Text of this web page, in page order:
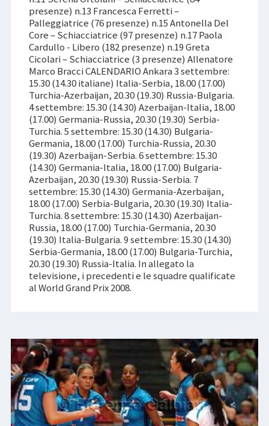
presenze) n.13 Francesca Ferretti –
Palleggiatrice (76 presenze) n.15 Antonella Del
Core – Schiacciatrice (97 presenze) n.17 Paola
Cardullo - Libero (182 presenze) n.19 Greta
Cicolari – Schiacciatrice (3 presenze) Allenatore
Marco Bracci CALENDARIO Ankara 3 settembre:
15.30 (14.30 italiane) Italia-Serbia, 18.00 (17.00)
Turchia-Azerbaijan, 20.30 (19.30) Russia-Bulgaria.
4 settembre: 15.30 (14.30) Azerbaijan-Italia, 18.00
(17.00) Germania-Russia, 20.30 (19.30) Serbia-
Turchia. 5 settembre: 15.30 (14.30) Bulgaria-
Germania, 18.00 (17.00) Turchia-Russia, 20.30
(19.30) Azerbaijan-Serbia. 6 settembre: 15.30
(14.30) Germania-Italia, 18.00 (17.00) Bulgaria-
Azerbaijan, 20.30 (19.30) Russia-Serbia. 7
settembre: 15.30 (14.30) Germania-Azerbaijan,
18.00 (17.00) Serbia-Bulgaria, 20.30 (19.30) Italia-
Turchia. 8 settembre: 15.30 (14.30) Azerbaijan-
Russia, 18.00 (17.00) Turchia-Germania, 20.30
(19.30) Italia-Bulgaria. 9 settembre: 15.30 (14.30)
Serbia-Germania, 18.00 (17.00) Bulgaria-Turchia,
20.30 (19.30) Russia-Italia. In allegato la
televisione, i precedenti e le squadre qualificate
al World Grand Prix 2008.